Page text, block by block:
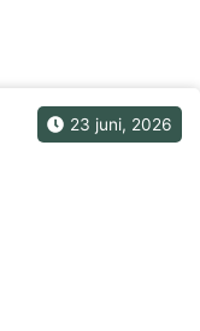
23 juni, 2026